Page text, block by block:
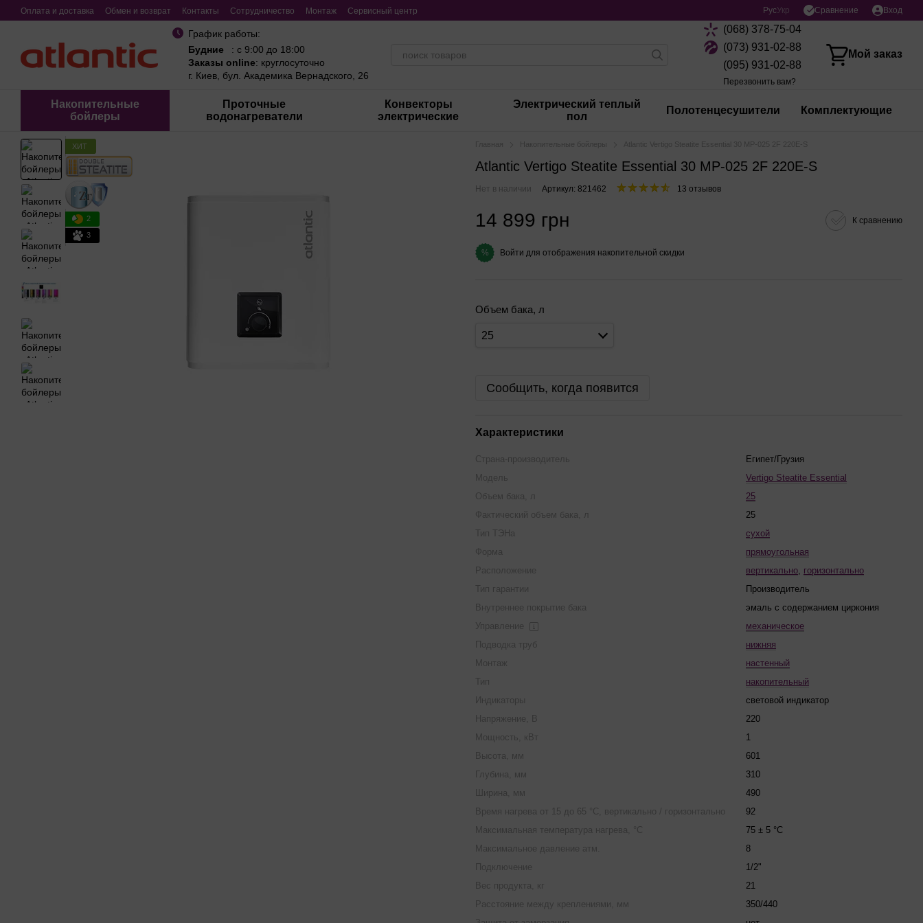
Перейти к основному контенту
Оплата и доставка Обмен и возврат Контакты Сотрудничество Монтаж Сервисный центр РусУкр Сравнение Вход
График работы:
Будние
: с 9:00 до 18:00
Заказы online: круглосуточно
г. Киев, бул. Академика Вернадского, 26
(068) 378-75-04
(073) 931-02-88
(095) 931-02-88
Перезвонить вам?
Мой заказ
Накопительные
бойлеры
Проточные
водонагреватели
Конвекторы
электрические
Электрический теплый
пол
Полотенцесушители Комплектующие
ХИТ
2
3
Главная Накопительные бойлеры Atlantic Vertigo Steatite Essential 30 MP-025 2F 220E-S
Atlantic Vertigo Steatite Essential 30 MP-025 2F 220E-S
Нет в наличии Артикул: 821462 13 отзывов
14 899 грн К сравнению
% Войти для отображения накопительной скидки
Объем бака, л
25
Сообщить, когда появится
Характеристики
Страна-производитель
Египет/Грузия
Модель
Vertigo Steatite Essential
Объем бака, л
25
Фактический объем бака, л
25
Тип ТЭНа
сухой
Форма
прямоугольная
Расположение
вертикально, горизонтально
Тип гарантии
Производитель
Внутреннее покрытие бака
эмаль с содержанием циркония
Управление
механическое
Подводка труб
нижняя
Монтаж
настенный
Тип
накопительный
Индикаторы
световой индикатор
Напряжение, В
220
Мощность, кВт
1
Высота, мм
601
Глубина, мм
310
Ширина, мм
490
Время нагрева от 15 до 65 °С, вертикально / горизонтально
92
Максимальная температура нагрева, °С
75 ± 5 °C
Максимальное давление атм.
8
Подключение
1/2"
Вес продукта, кг
21
Расстояние между креплениями, мм
350/440